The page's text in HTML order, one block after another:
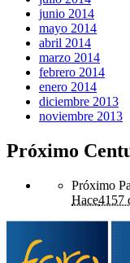
junio 2014
mayo 2014
abril 2014
marzo 2014
febrero 2014
enero 2014
diciembre 2013
noviembre 2013
Próximo
Próximo
Hace4157